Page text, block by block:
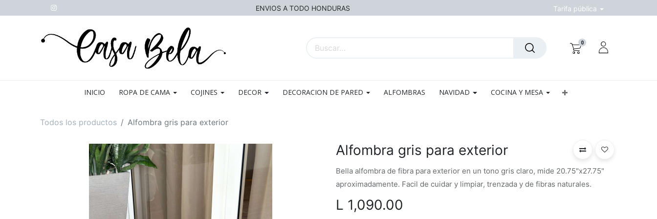
ENVIOS A TODO HONDURAS Tarifa pública
0
INICIO ROPA DE CAMA COJINES DECOR DECORACION DE PARED ALFOMBRAS NAVIDAD COCINA Y MESA
Todos los productos Alfombra gris para exterior
Alfombra gris para exterior
Bella alfombra de fibra para exterior en un tono gris claro, mide 20.75"x27.75"
aproximadamente. Facil de cuidar y limpiar, trenzada y de fibras naturales.
L 1,090.00